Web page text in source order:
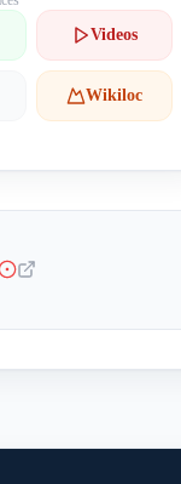
Videos
Wikiloc